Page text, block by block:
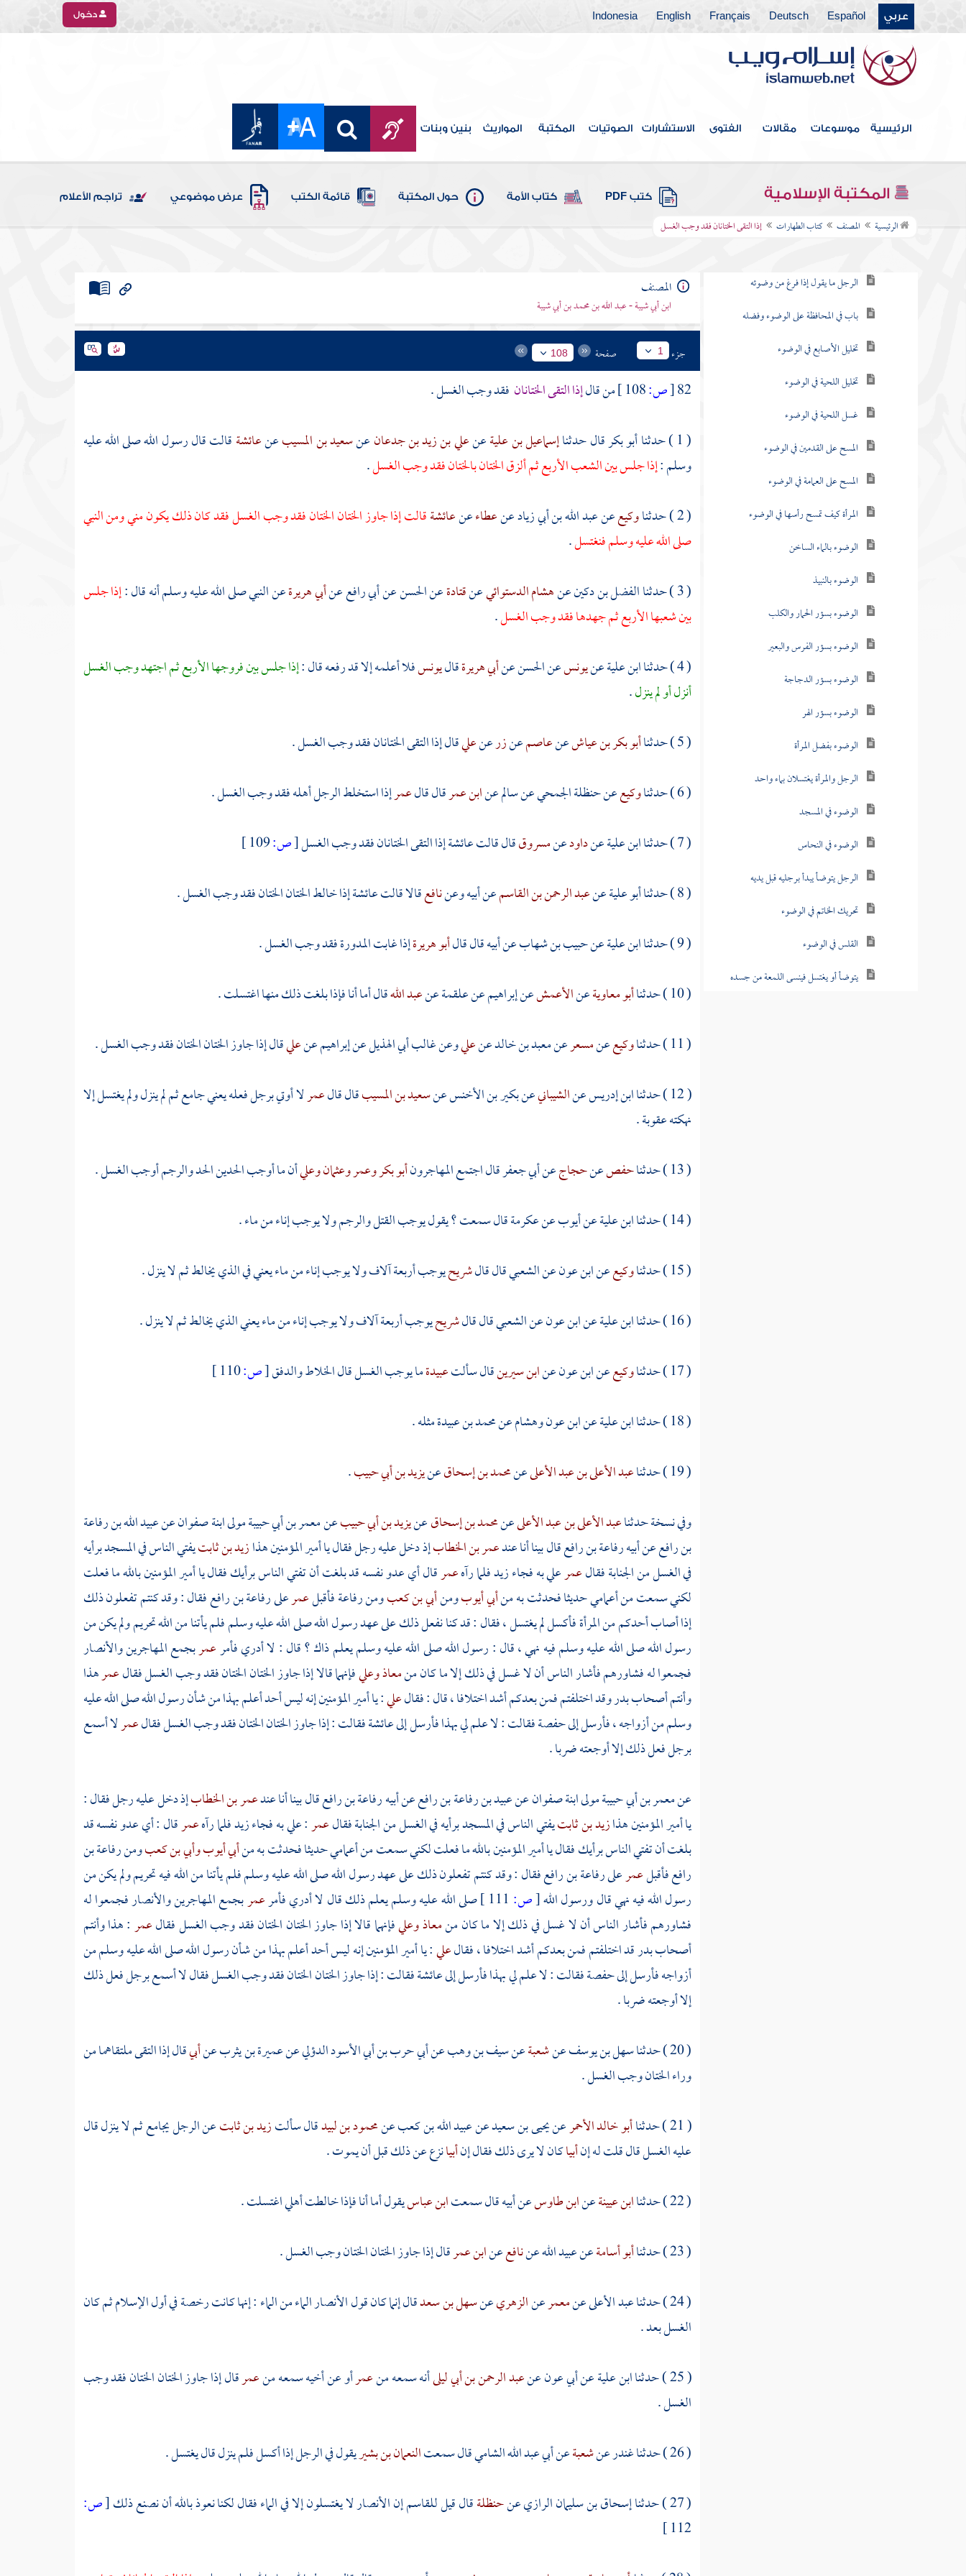
عربي Español
Deutsch
Français
English
Indonesia دخول
الرئيسية موسوعات مقالات الفتوى الاستشارات الصوتيات المكتبة المواريث بنين وبنات
المكتبة الإسلامية كتب PDF كتاب الأمة حول المكتبة قائمة الكتب عرض موضوعي تراجم الأعلام
الرئيسية المصنف كتاب الطهارات إذا التقى الختانان فقد وجب الغسل
فهرس الكتاب
كتاب الطهارات
الرجل ما يقول إذا فرغ من وضوئه
باب في المحافظة على الوضوء وفضله
تخليل الأصابع في الوضوء
تخليل اللحية في الوضوء
غسل اللحية في الوضوء
المسح على القدمين في الوضوء
المسح على العمامة في الوضوء
المرأة كيف تمسح رأسها في الوضوء
الوضوء بالماء الساخن
الوضوء بالنبيذ
الوضوء بسؤر الحمار والكلب
الوضوء بسؤر الفرس والبعير
الوضوء بسؤر الدجاجة
الوضوء بسؤر الهر
الوضوء بفضل المرأة
الرجل والمرأة يغتسلان بماء واحد
الوضوء في المسجد
الوضوء في النحاس
الرجل يتوضأ يبدأ برجليه قبل يديه
تحريك الخاتم في الوضوء
القلس في الوضوء
يتوضأ أو يغتسل فينسى اللمعة من جسده
المصنف
ابن أبي شيبة - عبد الله بن محمد بن أبي شيبة
جزء 1 صفحة 108
82
[ص: من قالإذا التقى الختانان فقد وجب الغسل .
( 1 ) حدثنا
أبو بكرقال حدثناإسماعيل بن عليةعنعلي بن زيد بن جدعانعنسعيد بن المسيبعنعائشةقالت قال رسول الله صلى الله عليه
وسلم :إذا جلس بين الشعب الأربع ثم ألزق الختان بالختان فقد وجب الغسل.
( 2 ) حدثنا
وكيععنعبد الله بن أبي زيادعنعطاءعنعائشةقالت إذا جاوز الختان الختان فقد وجب الغسل فقد كان ذلك يكون مني ومن النبي
صلى الله عليه وسلم فنغتسل.
( 3 ) حدثنا
الفضل بن دكينعنهشام الدستوائيعنقتادةعنالحسنعنأبي رافععنأبي هريرةعن النبي صلى الله عليه وسلم أنه قال :إذا جلس
بين شعبها الأربع ثم جهدها فقد وجب الغسل.
( 4 ) حدثنا
ابن عليةعنيونسعنالحسنعنأبي هريرةقاليونسفلا أعلمه إلا قد رفعه قال :إذا جلس بين فروجها الأربع ثم اجتهد وجب الغسل
أنزل أو لم ينزل.
( 5 ) حدثنا
أبو بكر بن عياشعنعاصمعنزرعنعليقال إذا التقى الختانان فقد وجب الغسل .
( 6 ) حدثنا
وكيععنحنظلة الجمحيعنسالمعنابن عمرقال قالعمرإذا استخلط الرجل أهله فقد وجب الغسل .
( 7 ) حدثنا
ابن عليةعنداودعنمسروققال قالتعائشةإذا التقى الختانان فقد وجب الغسل[ص:
( 8 ) حدثنا
أبو عليةعنعبد الرحمن بن القاسمعن أبيه وعننافعقالا قالتعائشةإذا خالط الختان الختان فقد وجب الغسل .
( 9 ) حدثنا
ابن عليةعنحبيب بن شهابعن أبيه قال قالأبو هريرةإذا غابت المدورة فقد وجب الغسل .
( 10 ) حدثنا
أبو معاويةعنالأعمشعنإبراهيمعنعلقمةعنعبد اللهقال أما أنا فإذا بلغت ذلك منها اغتسلت .
( 11 ) حدثنا
وكيععنمسعرعنمعبد بن خالدعنعليوعنغالب أبي الهذيلعنإبراهيمعنعليقال إذا جاوز الختان الختان فقد وجب الغسل .
( 12 ) حدثنا
ابن إدريسعنالشيبانيعنبكير بن الأخنسعنسعيد بن المسيبقال قالعمرلا أوتي برجل فعله يعني جامع ثم لم ينزل ولم يغتسل إلا
نهكته عقوبة .
( 13 ) حدثنا
حفصعنحجاجعنأبي جعفرقال اجتمعالمهاجرونأبو بكروعمروعثمانوعليأن ما أوجب الحدين الحد والرجم أوجب الغسل .
( 14 ) حدثنا
ابن عليةعنأيوبعنعكرمةقال سمعت ؟ يقول يوجب القتل والرجم ولا يوجب إناء من ماء .
( 15 ) حدثنا
وكيععنابن عونعنالشعبيقال قالشريحيوجب أربعة آلاف ولا يوجب إناء من ماء يعني في الذي يخالط ثم لا ينزل .
( 16 ) حدثنا
ابن عليةعنابن عونعنالشعبيقال قالشريحيوجب أربعة آلاف ولا يوجب إناء من ماء يعني الذي يخالط ثم لا ينزل .
( 17 ) حدثنا
وكيععنابن عونعنابن سيرينقال سألتعبيدةما يوجب الغسل قال الخلاط والدفق[ص:
( 18 ) حدثنا
ابن عليةعنابن عونوهشامعنمحمد بن عبيدةمثله .
( 19 ) حدثنا
عبد الأعلى بن عبد الأعلىعنمحمد بن إسحاقعنيزيد بن أبي حبيب.
وفي نسخة حدثناعبد الأعلى بن عبد الأعلىعنمحمد بن إسحاقعنيزيد بن أبي حبيبعنمعمر بن أبي حبيبة مولى ابنة صفوانعنعبيد الله بن رفاعة
بن رافععن أبيهرفاعة بن رافعقال بينا أنا عندعمر بن الخطابإذ دخل عليه رجل فقال يا أمير المؤمنين هذازيد بن ثابتيفتي الناس في المسجد برأيه
في الغسل من الجنابة فقالعمرعلي به فجاءزيدفلما رآهعمرقال أي عدو نفسه قد بلغت أن تفتي الناس برأيك فقال يا أمير المؤمنين بالله ما فعلت
لكني سمعت من أعمامي حديثا فحدثت به منأبي أيوبومنأبي بن كعبومنرفاعةفأقبلعمرعلىرفاعة بن رافعفقال : وقد كنتم تفعلون ذلك
إذا أصاب أحدكم من المرأة فأكسل لم يغتسل ، فقال : قد كنا نفعل ذلك على عهد رسول الله صلى الله عليه وسلم فلم يأتنا من الله تحريم ولم يكن من
رسول الله صلى الله عليه وسلم فيه نهي ، قال : رسول الله صلى الله عليه وسلم يعلم ذاك ؟ قال : لا أدري فأمرعمربجمعالمهاجرينوالأنصار
فجمعوا له فشاورهم فأشار الناس أن لا غسل في ذلك إلا ما كان منمعاذوعليفإنهما قالا إذا جاوز الختان الختان فقد وجب الغسل فقالعمرهذا
وأنتم أصحاب بدر وقد اختلفتم فمن بعدكم أشد اختلافا ، قال : فقالعلي: يا أمير المؤمنين إنه ليس أحد أعلم بهذا من شأن رسول الله صلى الله عليه
وسلم من أزواجه ، فأرسل إلىحفصةفقالت : لا علم لي بهذا فأرسل إلىعائشةفقالت : إذا جاوز الختان الختان فقد وجب الغسل فقالعمرلا أسمع
برجل فعل ذلك إلا أوجعته ضربا .
عنمعمر بن أبي حبيبة مولى ابنة صفوانعنعبيد بن رفاعة بن رافععن أبيهرفاعة بن رافعقال بينا أنا عندعمر بن الخطابإذ دخل عليه رجل فقال :
يا أمير المؤمنين هذازيد بن ثابتيفتي الناس في المسجد برأيه في الغسل من الجنابة فقالعمر: علي به فجاءزيدفلما رآهعمرقال : أي عدو نفسه قد
بلغت أن تفتي الناس برأيك فقال يا أمير المؤمنين بالله ما فعلت لكني سمعت من أعمامي حديثا فحدثت به منأبي أيوبوأبي بن كعبومنرفاعة بن
رافعفأقبلعمرعلىرفاعة بن رافعفقال : وقد كنتم تفعلون ذلك على عهد رسول الله صلى الله عليه وسلم فلم يأتنا من الله فيه تحريم ولم يكن من
رسول الله فيه نهي قال ورسول الله[ص: صلى الله عليه وسلم يعلم ذلك قال لا أدري فأمرعمربجمعالمهاجرينوالأنصارفجمعوا له
فشاورهم فأشار الناس أن لا غسل في ذلك إلا ما كان منمعاذوعليفإنهما قالا إذا جاوز الختان الختان فقد وجب الغسل فقالعمر: هذا وأنتم
أصحاب بدر قد اختلفتم فمن بعدكم أشد اختلافا ، فقالعلي: يا أمير المؤمنين إنه ليس أحد أعلم بهذا من شأن رسول الله صلى الله عليه وسلم من
أزواجه فأرسل إلىحفصةفقالت : لا علم لي بهذا فأرسل إلىعائشةفقالت : إذا جاوز الختان الختان فقد وجب الغسل فقال لا أسمع برجل فعل ذلك
إلا أوجعته ضربا .
( 20 ) حدثنا
سهل بن يوسفعنشعبةعنسيف بن وهبعنأبي حرب بن أبي الأسود الدؤليعنعميرة بن يثربعنأبيقال إذا التقى ملتقاهما من
وراء الختان وجب الغسل .
( 21 ) حدثنا
أبو خالد الأحمرعنيحيى بن سعيدعنعبيد الله بن كعبعنمحمود بن لبيدقال سألتزيد بن ثابتعن الرجل يجامع ثم لا ينزل قال
عليه الغسل قال قلت له إنأبياكان لا يرى ذلك فقال إنأبيانزع عن ذلك قبل أن يموت .
( 22 ) حدثنا
ابن عيينةعنابن طاوسعن أبيه قال سمعتابن عباسيقول أما أنا فإذا خالطت أهلي اغتسلت .
( 23 ) حدثنا
أبو أسامةعنعبيد اللهعننافععنابن عمرقال إذا جاوز الختان الختان وجب الغسل .
( 24 ) حدثنا
عبد الأعلىعنمعمرعنالزهريعنسهل بن سعدقال إنما كان قولالأنصارالماء من الماء : إنها كانت رخصة في أول الإسلام ثم كان
الغسل بعد .
( 25 ) حدثنا
ابن عليةعنأبي عونعنعبد الرحمن بن أبي ليلىأنه سمعه منعمرأو عن أخيه سمعه منعمرقال إذا جاوز الختان الختان فقد وجب
الغسل .
( 26 ) حدثنا
غندرعنشعبةعنأبي عبد الله الشاميقال سمعتالنعمان بن بشيريقول في الرجل إذا أكسل فلم ينزل قال يغتسل .
( 27 ) حدثنا
إسحاق بن سليمان الرازيعنحنظلةقال قيلللقاسمإنالأنصارلا يغتسلون إلا في الماء فقال لكنا نعوذ بالله أن نصنع ذلك[ص:
112 ]